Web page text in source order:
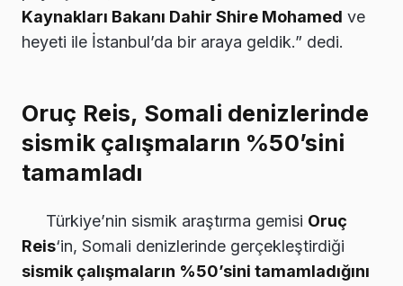
Kaynakları Bakanı Dahir Shire Mohamed ve
heyeti ile İstanbul’da bir araya geldik.” dedi.
Oruç Reis, Somali denizlerinde
sismik çalışmaların %50’sini
tamamladı
Türkiye’nin sismik araştırma gemisi Oruç
Reis‘in, Somali denizlerinde gerçekleştirdiği
sismik çalışmaların %50’sini tamamladığını